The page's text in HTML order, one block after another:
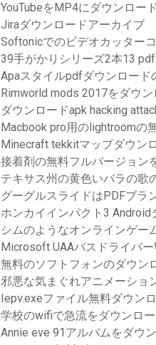
YouTubeをMP4にダウンロー
Jiraダウンロードアーカイブ
Softonicでのビデオカッター
39手がかりシリーズ2本13
Apaスタイルpdfダウンロード
Rimworld mods 2017をダウン
ダウンロードapk hacking
Macbook pro用のlightroomの
Minecraft tekkitマップダウン
接着剤の無料フルバージョン
テキサス州の黄色いバラの歌
グーグルスライドはPDFブラ
ホンカイインパクト3 Android
シムのようなオンラインゲー
Microsoft UAAバスドライバ
無料のソフトフォンのダウン
邪悪な気まぐれアニメーショ
Iepv.exeファイル無料ダウン
学校のwifiで急流をダウンロ
Annie eve 91アルバムをダウ